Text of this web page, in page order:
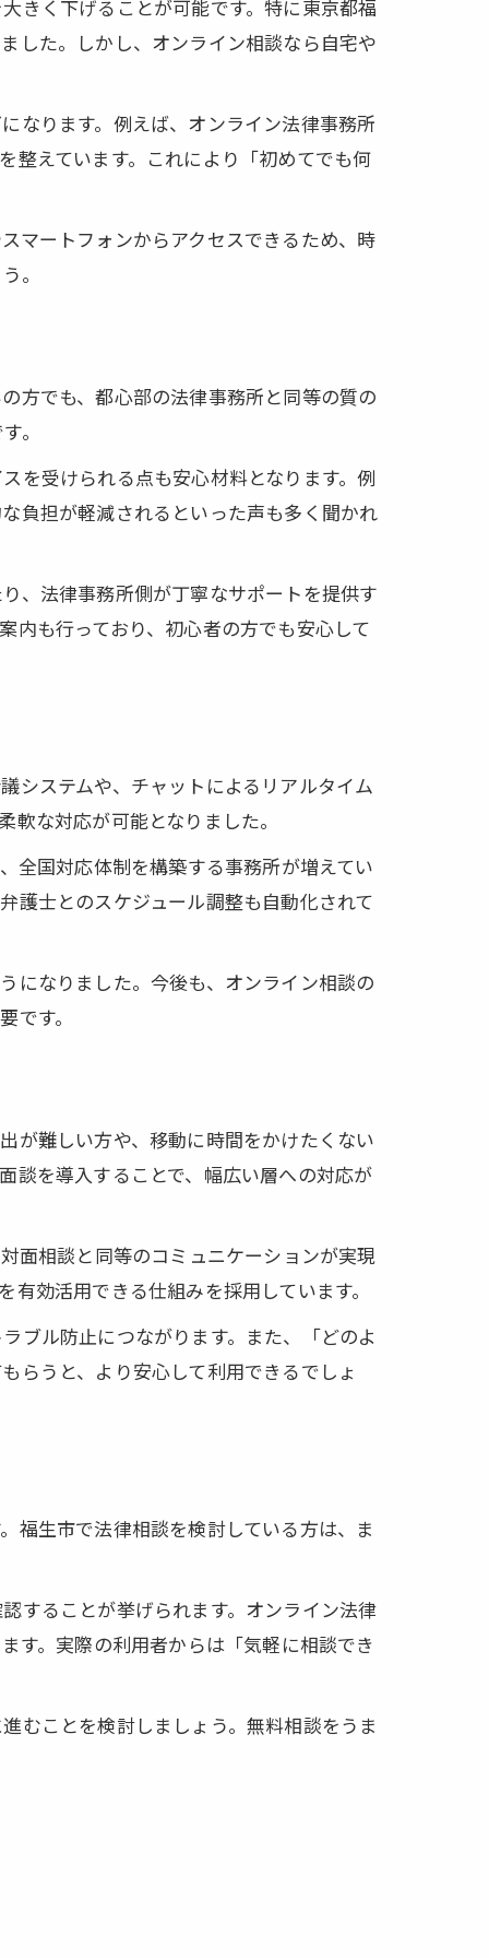
きく下げることが可能です。特に東京都福
した。しかし、オンライン相談なら自宅や
なります。例えば、オンライン法律事務所
整えています。これにより「初めてでも何
マートフォンからアクセスできるため、時
。
方でも、都心部の法律事務所と同等の質の
。
を受けられる点も安心材料となります。例
負担が軽減されるといった声も多く聞かれ
、法律事務所側が丁寧なサポートを提供す
内も行っており、初心者の方でも安心して
システムや、チャットによるリアルタイム
な対応が可能となりました。
全国対応体制を構築する事務所が増えてい
護士とのスケジュール調整も自動化されて
になりました。今後も、オンライン相談の
です。
が難しい方や、移動に時間をかけたくない
談を導入することで、幅広い層への対応が
面相談と同等のコミュニケーションが実現
効活用できる仕組みを採用しています。
ブル防止につながります。また、「どのよ
らうと、より安心して利用できるでしょ
福生市で法律相談を検討している方は、ま
することが挙げられます。オンライン法律
す。実際の利用者からは「気軽に相談でき
むことを検討しましょう。無料相談をうま